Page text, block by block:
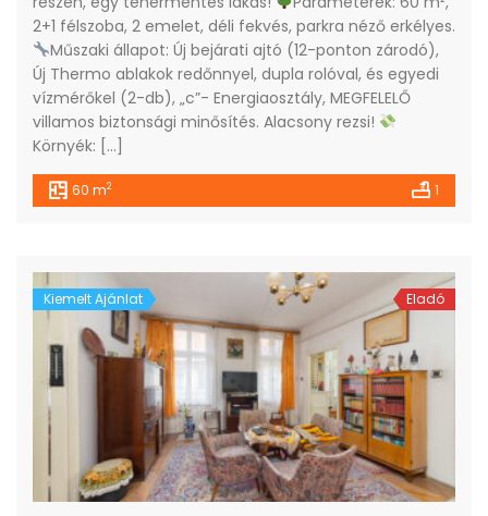
2+1 félszoba, 2 emelet, déli fekvés, parkra néző erkélyes.
Műszaki állapot: Új bejárati ajtó (12-ponton zárodó),
Új Thermo ablakok redőnnyel, dupla rolóval, és egyedi
vízmérőkel (2-db), „c”- Energiaosztály, MEGFELELŐ
villamos biztonsági minősítés. Alacsony rezsi!
Környék: […]
60 m2 1
Kiemelt Ajánlat Eladó